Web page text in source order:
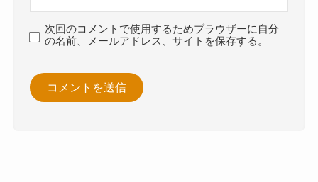
次回のコメントで使用するためブラウザーに自分
の名前、メールアドレス、サイトを保存する。